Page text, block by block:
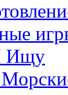
Ищу